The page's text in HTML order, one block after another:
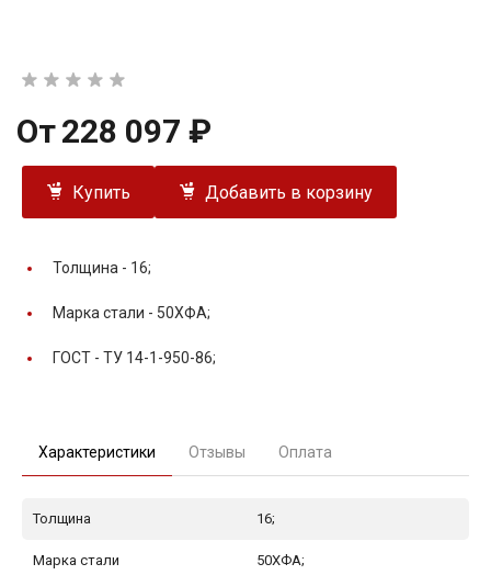
От228 097 ₽
Купить Добавить в корзину
Толщина - 16;
Марка стали - 50ХФА;
ГОСТ - ТУ 14-1-950-86;
Характеристики Отзывы Оплата
Толщина 16;
Марка стали 50ХФА;